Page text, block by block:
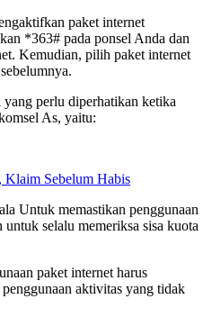
paket internet
*363# pada ponsel Anda dan
Kemudian, pilih paket internet
yang perlu diperhatikan ketika
As, yaitu:
Klaim Sebelum Habis
Untuk memastikan penggunaan
selalu memeriksa sisa kuota
paket internet harus
aktivitas yang tidak